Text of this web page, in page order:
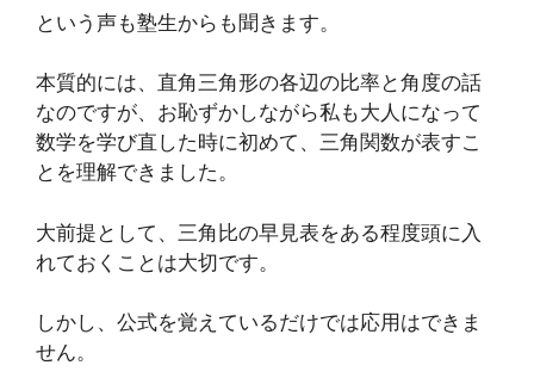
という声も塾生からも聞きます。
本質的には、直角三角形の各辺の比率と角度の話
なのですが、お恥ずかしながら私も大人になって
数学を学び直した時に初めて、三角関数が表すこ
とを理解できました。
大前提として、三角比の早見表をある程度頭に入
れておくことは大切です。
しかし、公式を覚えているだけでは応用はできま
せん。